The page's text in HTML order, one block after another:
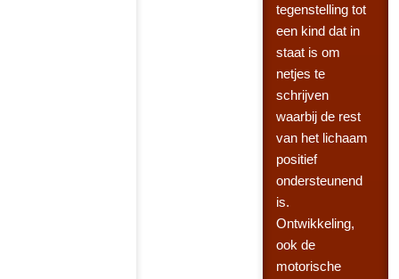
tegenstelling tot
een kind dat in
staat is om
netjes te
schrijven
waarbij de rest
van het lichaam
positief
ondersteunend
is.
Ontwikkeling,
ook de
motorische